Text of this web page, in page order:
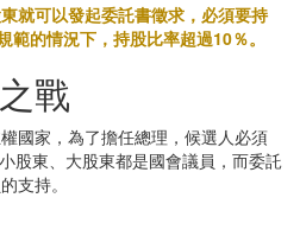
就可以發起委託書徵求，必須要持
的情況下，持股比率超過10％。
戰
國家，為了擔任總理，候選人必須
東、大股東都是國會議員，而委託
支持。